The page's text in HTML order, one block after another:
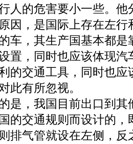
人的危害要小一些。他
因，是国际上存在左行
车，其生产国基本都是
置，同时也应该体现汽
的交通工具，同时也应
此有所忽视。
，我国目前出口到其
的交通规则而设计的，
排气管就设在左侧，反